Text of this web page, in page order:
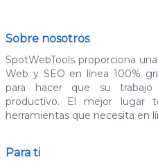
Sobre nosotros
SpotWebTools proporciona
Web y SEO en línea 100%
para hacer que su
productivo. El mejor lugar
herramientas que necesita en
Para ti